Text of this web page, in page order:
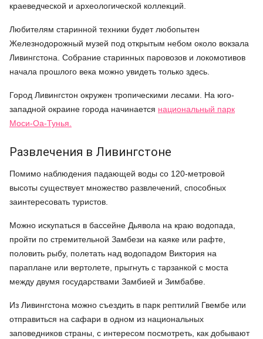
краеведческой и археологической коллекций.
Любителям старинной техники будет любопытен
Железнодорожный музей под открытым небом около вокзала
Ливингстона. Собрание старинных паровозов и локомотивов
начала прошлого века можно увидеть только здесь.
Город Ливингстон окружен тропическими лесами. На юго-
западной окраине города начинается национальный парк
Моси-Оа-Тунья.
Развлечения в Ливингстоне
Помимо наблюдения падающей воды со 120-метровой
высоты существует множество развлечений, способных
заинтересовать туристов.
Можно искупаться в бассейне Дьявола на краю водопада,
пройти по стремительной Замбези на каяке или рафте,
половить рыбу, полетать над водопадом Виктория на
параплане или вертолете, прыгнуть с тарзанкой с моста
между двумя государствами Замбией и Зимбабве.
Из Ливингстона можно съездить в парк рептилий Гвембе или
отправиться на сафари в одном из национальных
заповедников страны, с интересом посмотреть, как добывают